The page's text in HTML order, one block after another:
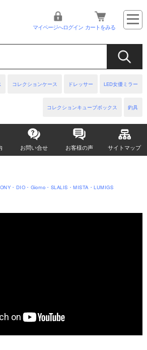
コレクションケース ドレッサー LED女優ミラー
コレクションキューブボックス 釣具
マイページへログイン カートをみる
お問い合せ お客様の声 サイトマップ
・DIO・Giorno・SLALIS・MISTA・LUMIGS